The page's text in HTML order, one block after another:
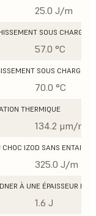
25.0 J/m
SOUS CHARGE À
57.0 °C
SOUS CHARGE À
70.0 °C
THERMIQUE
134.2 μm/m/
IZOD SANS ENTAILLE
325.0 J/m
À UNE ÉPAISSEUR DE
1.6 J